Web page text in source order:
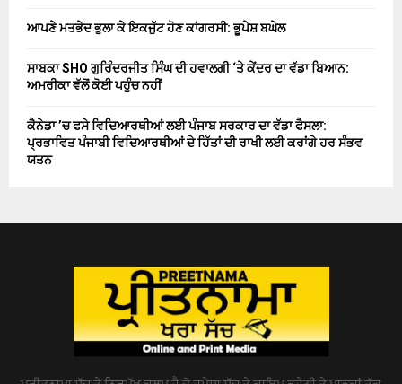
ਆਪਣੇ ਮਤਭੇਦ ਭੁਲਾ ਕੇ ਇਕਜੁੱਟ ਹੋਣ ਕਾਂਗਰਸੀ: ਭੂਪੇਸ਼ ਬਘੇਲ
ਸਾਬਕਾ SHO ਗੁਰਿੰਦਰਜੀਤ ਸਿੰਘ ਦੀ ਹਵਾਲਗੀ ‘ਤੇ ਕੇਂਦਰ ਦਾ ਵੱਡਾ ਬਿਆਨ:
ਅਮਰੀਕਾ ਵੱਲੋਂ ਕੋਈ ਪਹੁੰਚ ਨਹੀਂ
ਕੈਨੇਡਾ ’ਚ ਫਸੇ ਵਿਦਿਆਰਥੀਆਂ ਲਈ ਪੰਜਾਬ ਸਰਕਾਰ ਦਾ ਵੱਡਾ ਫੈਸਲਾ:
ਪ੍ਰਭਾਵਿਤ ਪੰਜਾਬੀ ਵਿਦਿਆਰਥੀਆਂ ਦੇ ਹਿੱਤਾਂ ਦੀ ਰਾਖੀ ਲਈ ਕਰਾਂਗੇ ਹਰ ਸੰਭਵ
ਯਤਨ